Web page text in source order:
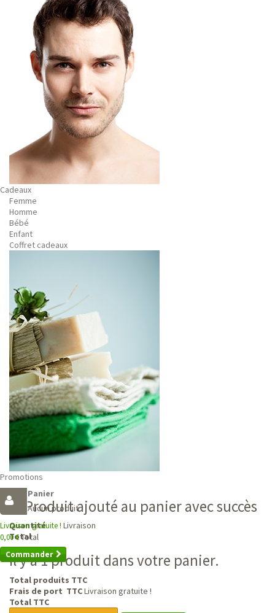
Cadeaux
Femme
Homme
Bébé
Enfant
Coffret cadeaux
Promotions
Panier
Aucun produit
Livraison gratuite ! Livraison
0,00 €Total
Commander
Produit ajouté au panier avec succès
Quantité
Total
Il y a 1 produit dans votre panier.
Total produits TTC
Frais de port TTCLivraison gratuite !
Total TTC